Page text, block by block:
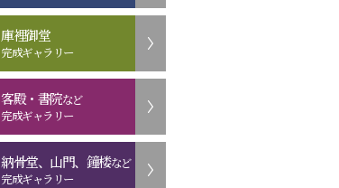
庫裡御堂
完成ギャラリー
客殿・書院など
完成ギャラリー
納骨堂、山門、鐘楼など
完成ギャラリー